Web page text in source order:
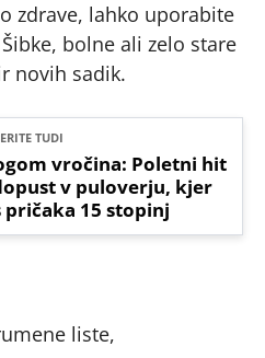
zdrave, lahko uporabite
bolne ali zelo stare
novih sadik.
TUDI
vročina: Poletni hit
v puloverju, kjer
pričaka 15 stopinj
liste,